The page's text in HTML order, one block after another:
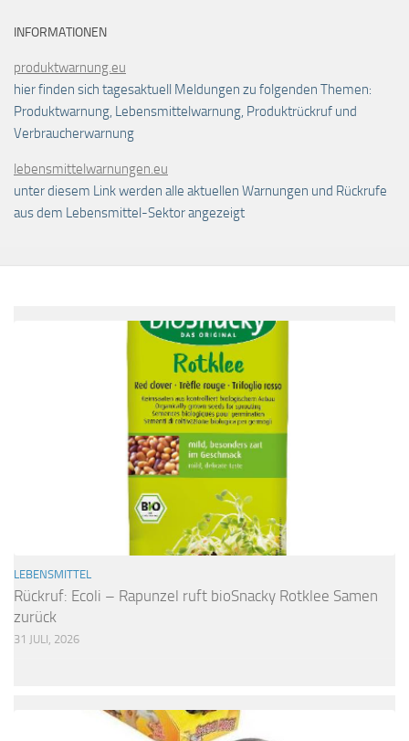
INFORMATIONEN
produktwarnung.eu
hier finden sich tagesaktuell Meldungen zu folgenden Themen:
Produktwarnung, Lebensmittelwarnung, Produktrückruf und
Verbraucherwarnung
lebensmittelwarnungen.eu
unter diesem Link werden alle aktuellen Warnungen und Rückrufe
aus dem Lebensmittel-Sektor angezeigt
LEBENSMITTEL
Rückruf: Ecoli – Rapunzel ruft bioSnacky Rotklee Samen
zurück
31 JULI, 2026